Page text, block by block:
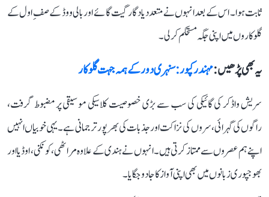
ثابت ہوا۔ اس کے بعد انہوں نے متعدد یادگار گیت گائے اور بالی ووڈ کے صفِ اول کے
گلوکاروں میں اپنی جگہ مستحکم کر لی۔
یہ بھی پڑھیں :مہندر کپور: سنہری دور کے ہمہ جہت گلوکار
سریش واڈکر کی گائیکی کی سب سے بڑی خصوصیت کلاسیکی موسیقی پر مضبوط گرفت،
راگوں کی گہرائی، سروں کی نزاکت اور جذبات کی بھرپور ترجمانی ہے۔ یہی خوبیاں انہیں
اپنے ہم عصروں سے ممتاز کرتی ہیں۔ انہوں نے ہندی کے علاوہ مراٹھی، کونکنی، اوڈیا اور
بھوجپوری زبانوں میں بھی اپنی آواز کا جادو جگایا۔